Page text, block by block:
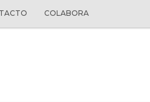
COLABORA